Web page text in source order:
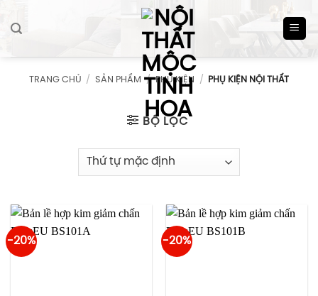
TRANG CHỦ / SẢN PHẨM / PHỤ KIỆN / PHỤ KIỆN NỘI THẤT
BỘ LỌC
-20% -20%